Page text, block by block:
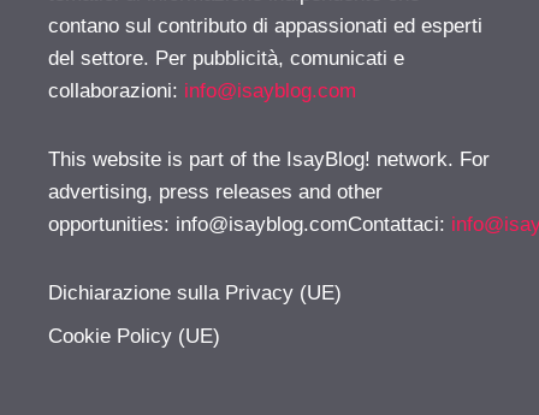
contano sul contributo di appassionati ed esperti
del settore. Per pubblicità, comunicati e
collaborazioni: info@isayblog.com
This website is part of the IsayBlog! network. For
advertising, press releases and other
opportunities: info@isayblog.comContattaci:
Dichiarazione sulla Privacy (UE)
Cookie Policy (UE)